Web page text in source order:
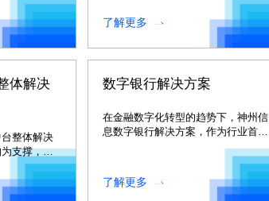
敏捷业务对
了解更多
体解决
整体解决
支撑，提
数字银行解决方案
在金融数字化转型的趋势下，神州信
息数字银行解决方案，作为行业首个
了解更多